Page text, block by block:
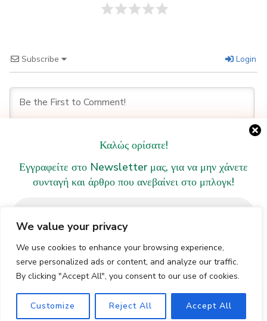
We value your privacy
We use cookies to enhance your browsing experience,
serve personalized ads or content, and analyze our traffic.
By clicking "Accept All", you consent to our use of cookies.
Customize Reject All Accept All
Καλώς ορίσατε!
Εγγραφείτε στο Newsletter μας, για να μην χάνετε
συνταγή και άρθρο που ανεβαίνει στο μπλογκ!
We don’t spam! Read our [link]privacy policy[/link] for
more info.
Subscribe Login
COMMENTS
© Copyright 2026Veggie Shark. All Rights Reserved.
Blossom Recipe | Developed ByBlossom Themes.
Powered by
WordPress.Πολιτική Απορρήτου
EL